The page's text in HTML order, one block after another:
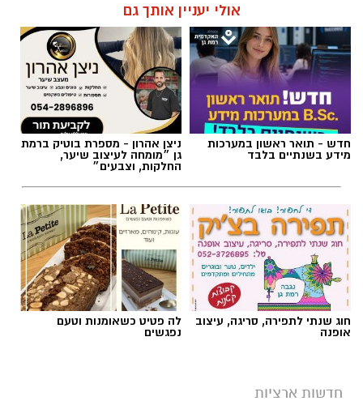
אולי יעניין אותך גם
חדש - תואר ראשון במערכות
מידע בשנתיים בלבד
ניצן אהרון - מספרת בוטיק ברמת
גן ״מומחה לעיצוב שיער,
החלקות, וצבעים״
חוג שנתי לתפירה, סריגה, עיצוב
אופנה
לה פטיט כשאומנות וטעם
נפגשים
חדשות ארציות